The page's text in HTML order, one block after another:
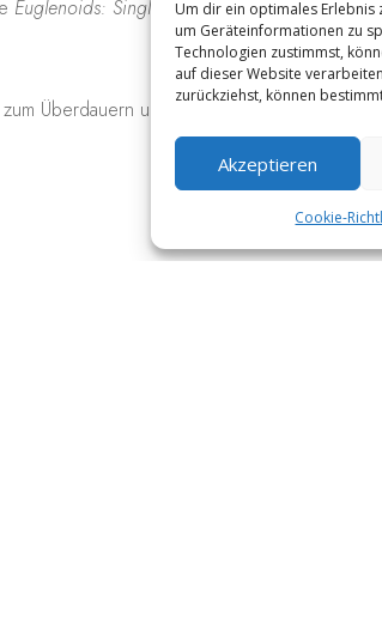
Um dir ein optimales Erlebnis
um Geräteinformationen zu
Technologien zustimmst,
auf dieser Website
zurückziehst, können
Akzeptieren
Cookie-
Euglenoids: Single-Celled Shapeshifters,
Überdauern ungünstiger Bedingungen.